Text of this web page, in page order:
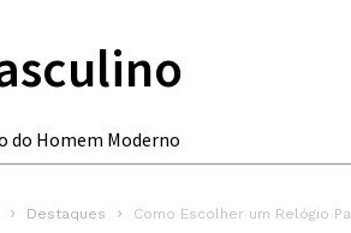
do Homem Moderno
Destaques Como Escolher um Relógio